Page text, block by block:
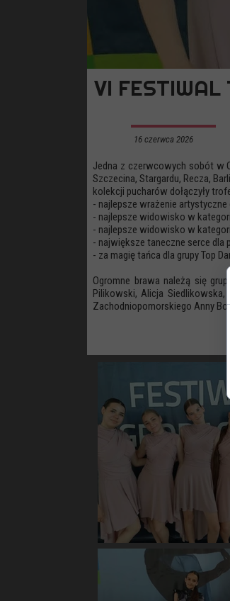
Jedna z czerwcowych sobót w
Szczecina, Stargardu, Recza,
kolekcji pucharów dołączyły
- najlepsze wrażenie artystyczne
- najlepsze widowisko w
- najlepsze widowisko w
- największe taneczne serce dla
- za magię tańca dla grupy Top
Ogromne brawa należą się
Pilikowski, Alicja Siedlikowska,
Zachodniopomorskiego Anny
16 czerwca 2026
VI FESTIWAL